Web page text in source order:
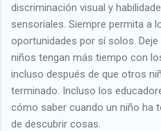
discriminación visual y
sensoriales. Siempre permita a
oportunidades por sí solos. Deje
niños tengan más tiempo con
incluso después de que otros
terminado. Incluso los
cómo saber cuando un niño ha
de descubrir cosas.